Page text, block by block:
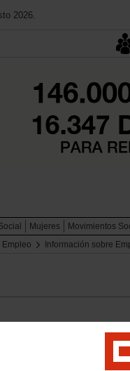
2026.
Mujeres Movimientos
Empleo Información sobre